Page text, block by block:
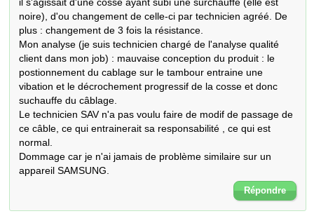
noire), d'ou changement de celle-ci par technicien agréé. De
plus : changement de 3 fois la résistance.
Mon analyse (je suis technicien chargé de l'analyse qualité
client dans mon job) : mauvaise conception du produit : le
postionnement du cablage sur le tambour entraine une
vibation et le décrochement progressif de la cosse et donc
suchauffe du câblage.
Le technicien SAV n'a pas voulu faire de modif de passage de
ce câble, ce qui entrainerait sa responsabilité , ce qui est
normal.
Dommage car je n'ai jamais de problème similaire sur un
appareil SAMSUNG.
Répondre